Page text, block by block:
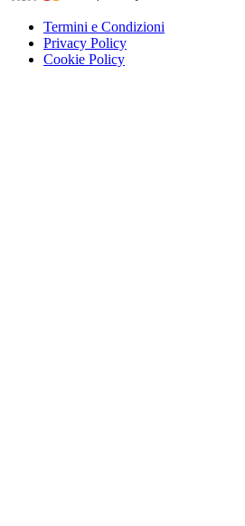
Termini e Condizioni
Privacy Policy
Cookie Policy